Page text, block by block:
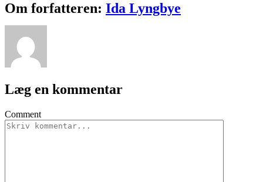
Om forfatteren: Ida Lyngbye
Læg en kommentar
Comment